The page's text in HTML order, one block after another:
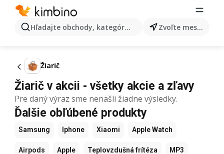
Hľadajte obchody, kategórie, produkty... Zvoľte mesto
Žiarič
Žiarič v akcii - všetky akcie a zľavy
Pre daný výraz sme nenašli žiadne výsledky.
Ďalšie obľúbené produkty
Samsung Iphone Xiaomi Apple Watch
Airpods Apple Teplovzdušná frítéza MP3